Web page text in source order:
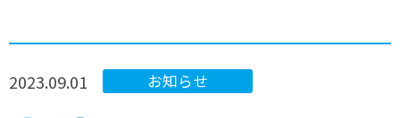
2023.09.01 お知らせ